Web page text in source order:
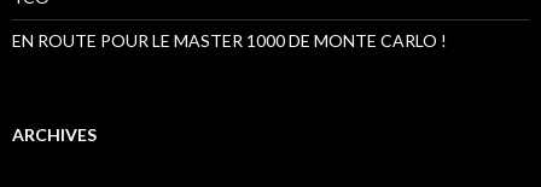
EN ROUTE POUR LE MASTER 1000 DE MONTE CARLO !
ARCHIVES